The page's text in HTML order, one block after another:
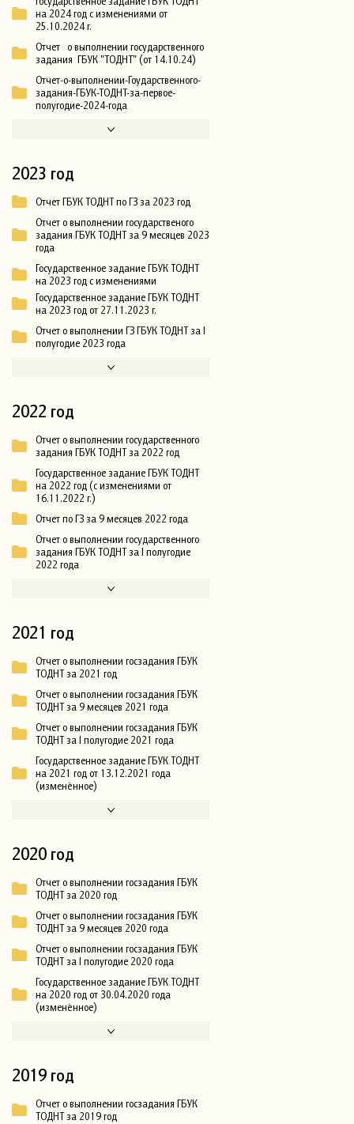
на 2024 год с изменениями от
25.10.2024 г.
Отчет о выполнении государственного
задания ГБУК "ТОДНТ" (от 14.10.24)
Отчет-о-выполнении-Гоударственного-
задания-ГБУК-ТОДНТ-за-первое-
полугодие-2024-года
2023 год
Отчет ГБУК ТОДНТ по ГЗ за 2023 год
Отчет о выполнении государственого
задания ГБУК ТОДНТ за 9 месяцев 2023
года
Государственное задание ГБУК ТОДНТ
на 2023 год с изменениями
Государственное задание ГБУК ТОДНТ
на 2023 год от 27.11.2023 г.
Отчет о выполнении ГЗ ГБУК ТОДНТ за I
полугодие 2023 года
2022 год
Отчет о выполнении государственного
задания ГБУК ТОДНТ за 2022 год
Государственное задание ГБУК ТОДНТ
на 2022 год (с изменениями от
16.11.2022 г.)
Отчет по ГЗ за 9 месяцев 2022 года
Отчет о выполнении государственного
задания ГБУК ТОДНТ за I полугодие
2022 года
2021 год
Отчет о выполнении госзадания ГБУК
ТОДНТ за 2021 год
Отчет о выполнении госзадания ГБУК
ТОДНТ за 9 месяцев 2021 года
Отчет о выполнении госзадания ГБУК
ТОДНТ за I полугодие 2021 года
Государственное задание ГБУК ТОДНТ
на 2021 год от 13.12.2021 года
(изменённое)
2020 год
Отчет о выполнении госзадания ГБУК
ТОДНТ за 2020 год
Отчет о выполнении госзадания ГБУК
ТОДНТ за 9 месяцев 2020 года
Отчет о выполнении госзадания ГБУК
ТОДНТ за I полугодие 2020 года
Государственное задание ГБУК ТОДНТ
на 2020 год от 30.04.2020 года
(изменённое)
2019 год
Отчет о выполнении госзадания ГБУК
ТОДНТ за 2019 год